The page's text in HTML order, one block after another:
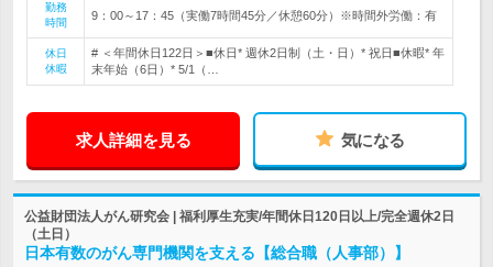
勤務
時間
9：00～17：45（実働7時間45分／休憩60分）※時間外労働：有
休日
休暇
# ＜年間休日122日＞■休日* 週休2日制（土・日）* 祝日■休暇* 年
末年始（6日）* 5/1（…
求人詳細を見る 気になる
公益財団法人がん研究会 | 福利厚生充実/年間休日120日以上/完全週休2日
（土日）
日本有数のがん専門機関を支える【総合職（人事部）】